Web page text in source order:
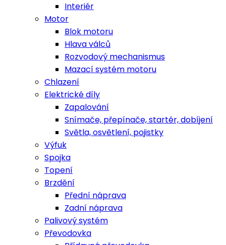
Interiér
Motor
Blok motoru
Hlava válců
Rozvodový mechanismus
Mazací systém motoru
Chlazení
Elektrické díly
Zapalování
Snímače, přepínače, startér, dobíjení
Světla, osvětlení, pojistky
Výfuk
Spojka
Topení
Brzdění
Přední náprava
Zadní náprava
Palivový systém
Převodovka